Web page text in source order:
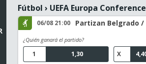
Fútbol › UEFA Europa
06/08 21:00 Partizan Belgrado
¿Quién ganará el partido?
1,30
1 X